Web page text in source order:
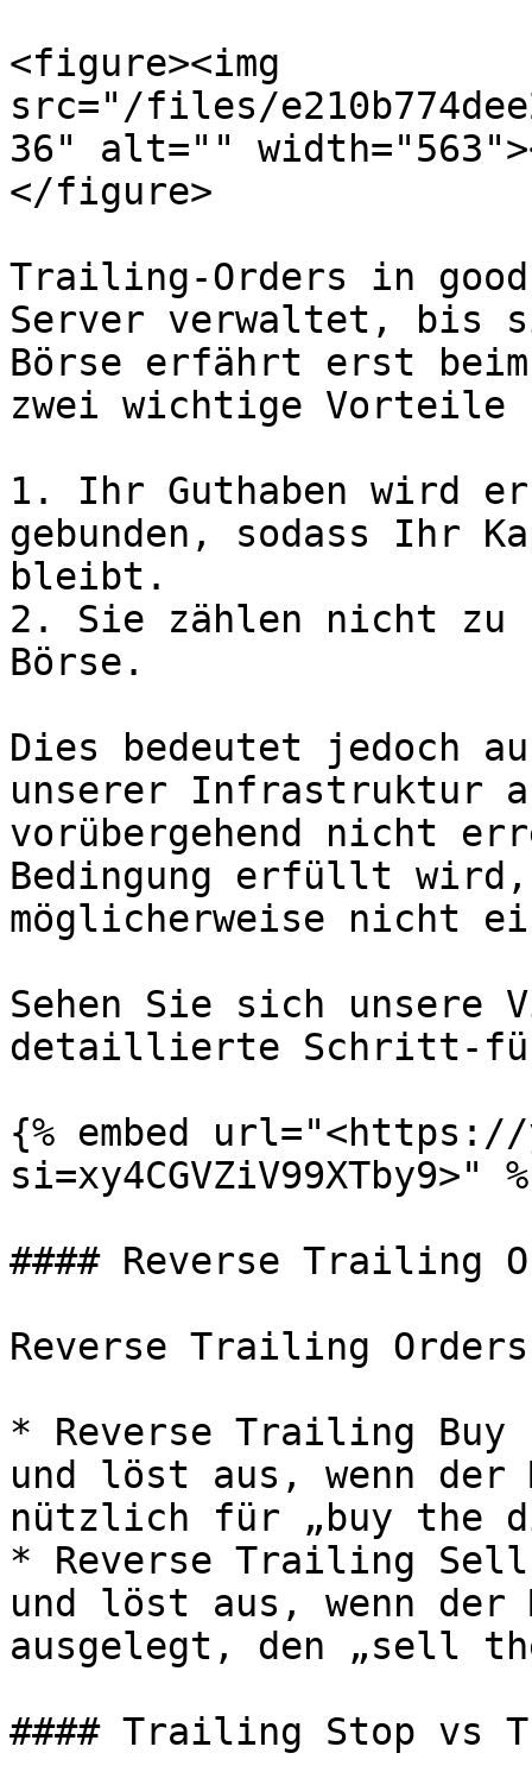
<figure><img
src="/files/
36" alt=""
</figure>
Trailing-Orders in
Server verwaltet, bis
Börse erfährt erst
zwei wichtige
1. Ihr Guthaben wird
gebunden, sodass Ihr
bleibt.
2. Sie zählen nicht zu
Börse.
Dies bedeutet jedoch
unserer Infrastruktur
vorübergehend nicht
Bedingung erfüllt wird,
möglicherweise nicht
Sehen Sie sich unsere
detaillierte Schritt-
{% embed url="<https://
si=xy4CGVZiV99XTby9>"
#### Reverse Trailing
Reverse Trailing
* Reverse Trailing Buy
und löst aus, wenn
nützlich für „buy the
* Reverse Trailing
und löst aus, wenn
ausgelegt, den „sell
#### Trailing Stop vs